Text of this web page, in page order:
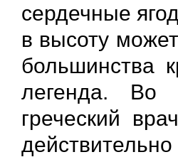
сердечные
в высоту
большинства
легенда. Во
греческий